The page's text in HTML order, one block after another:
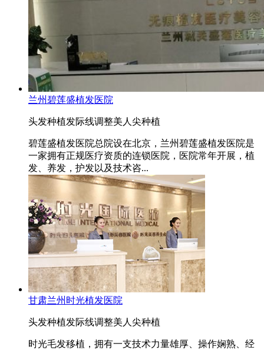
兰州碧莲盛植发医院
头发种植发际线调整美人尖种植
碧莲盛植发医院总院设在北京，兰州碧莲盛植发医院是
一家拥有正规医疗资质的连锁医院，医院常年开展，植
发、养发，护发以及技术咨...
甘肃兰州时光植发医院
头发种植发际线调整美人尖种植
时光毛发移植，拥有一支技术力量雄厚、操作娴熟、经